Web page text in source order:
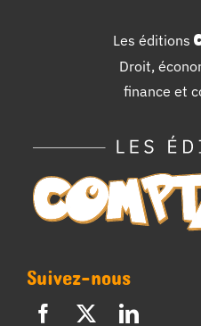
Les éditions
Droit,
finance et
Suivez-nous